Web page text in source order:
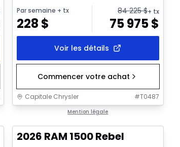
Par semaine + tx
228 $
84 225$+ tx
75 975$
Voir les détails
Commencer votre achat
Capitale Chrysler #T0487
Mention légale
2026 RAM 1500 Rebel